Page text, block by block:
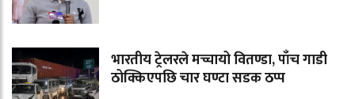
भारतीय ट्रेलरले मच्चायो वितण्डा, पाँच गाडी
ठोक्किएपछि चार घण्टा सडक ठप्प